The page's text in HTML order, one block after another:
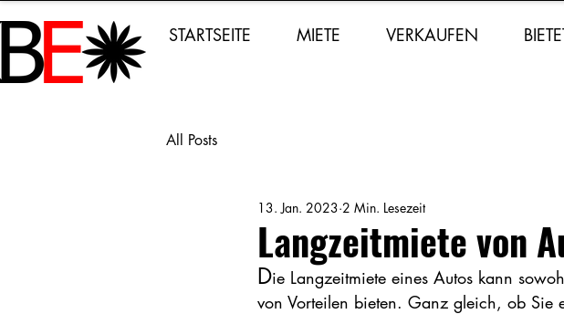
STARTSEITE MIETE VERKAUFEN
All Posts
Langzeitmiete von
13. Jan. 2023 2 Min. Lesezeit
Die Langzeitmiete eines Autos kann
von Vorteilen bieten. Ganz gleich, ob Sie